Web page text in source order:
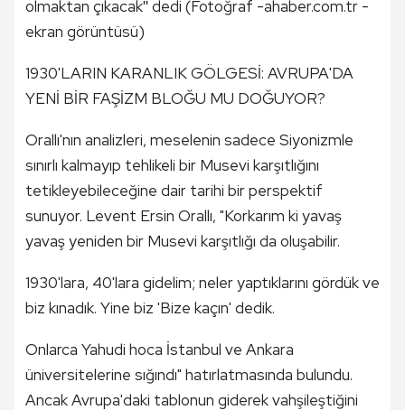
olmaktan çıkacakʺ dedi (Fotoğraf -ahaber.com.tr -
ekran görüntüsü)
1930'LARIN KARANLIK GÖLGESİ: AVRUPA'DA
YENİ BİR FAŞİZM BLOĞU MU DOĞUYOR?
Orallı'nın analizleri, meselenin sadece Siyonizmle
sınırlı kalmayıp tehlikeli bir Musevi karşıtlığını
tetikleyebileceğine dair tarihi bir perspektif
sunuyor. Levent Ersin Orallı, "Korkarım ki yavaş
yavaş yeniden bir Musevi karşıtlığı da oluşabilir.
1930'lara, 40'lara gidelim; neler yaptıklarını gördük ve
biz kınadık. Yine biz 'Bize kaçın' dedik.
Onlarca Yahudi hoca İstanbul ve Ankara
üniversitelerine sığındı" hatırlatmasında bulundu.
Ancak Avrupa'daki tablonun giderek vahşileştiğini